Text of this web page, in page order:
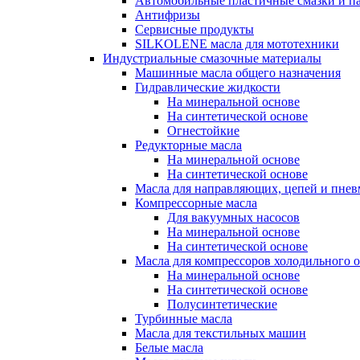
Антифризы
Сервисные продукты
SILKOLENE масла для мототехники
Индустриальные смазочные материалы
Машинные масла общего назначения
Гидравлические жидкости
На минеральной основе
На синтетической основе
Огнестойкие
Редукторные масла
На минеральной основе
На синтетической основе
Масла для направляющих, цепей и
Компрессорные масла
Для вакуумных насосов
На минеральной основе
На синтетической основе
Масла для компрессоров холодильного
На минеральной основе
На синтетической основе
Полусинтетические
Турбинные масла
Масла для текстильных машин
Белые масла